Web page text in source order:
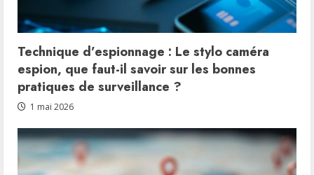
Technique d’espionnage : Le stylo caméra
espion, que faut-il savoir sur les bonnes
pratiques de surveillance ?
1 mai 2026